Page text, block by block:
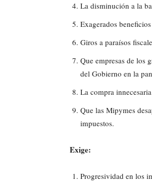
La disminución a la
Exagerados
Giros a paraísos
Que empresas de los
del Gobierno en la
La compra
Que las Mipymes
impuestos.
Exige:
Progresividad en los